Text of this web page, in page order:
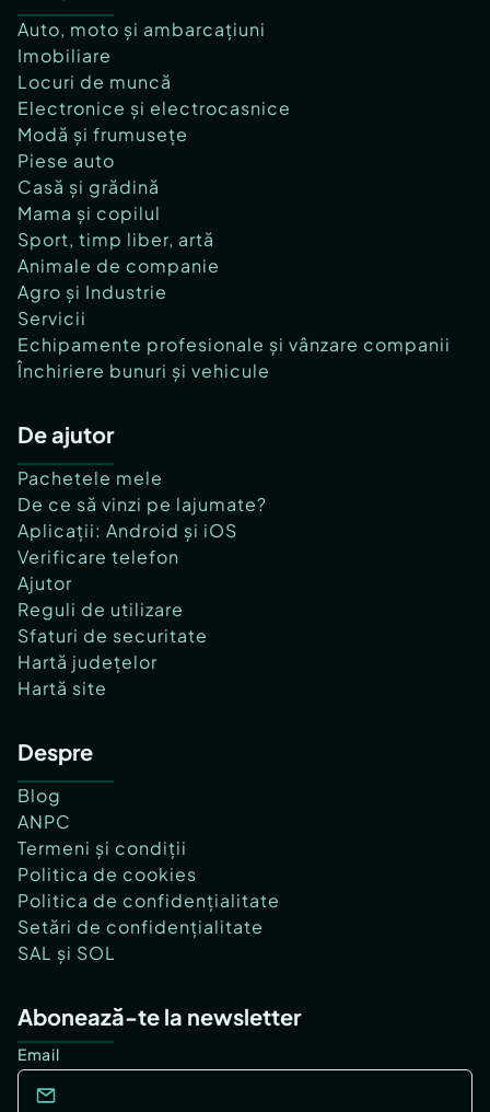
Auto, moto și ambarcațiuni
Imobiliare
Locuri de muncă
Electronice și electrocasnice
Modă și frumusețe
Piese auto
Casă și grădină
Mama și copilul
Sport, timp liber, artă
Animale de companie
Agro și Industrie
Servicii
Echipamente profesionale și vânzare companii
Închiriere bunuri și vehicule
De ajutor
Pachetele mele
De ce să vinzi pe lajumate?
Aplicații: Android și iOS
Verificare telefon
Ajutor
Reguli de utilizare
Sfaturi de securitate
Hartă județelor
Hartă site
Despre
Blog
ANPC
Termeni și condiții
Politica de cookies
Politica de confidențialitate
Setări de confidențialitate
SAL și SOL
Abonează-te la newsletter
Email